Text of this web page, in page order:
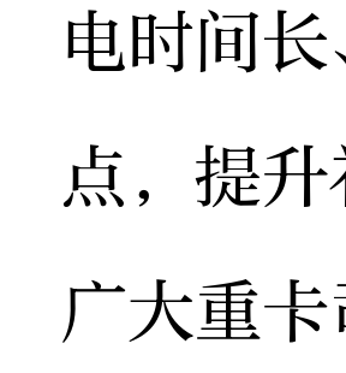
电时间
点，提
广大重